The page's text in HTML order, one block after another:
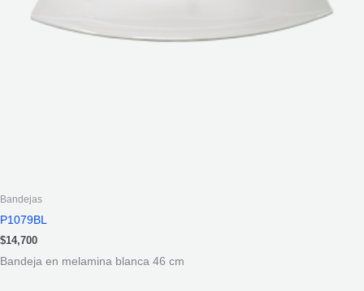
Bandejas
P1079BL
$14,700
Bandeja en melamina blanca 46 cm